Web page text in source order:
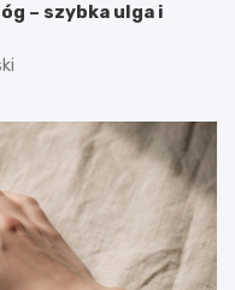
– szybka ulga i